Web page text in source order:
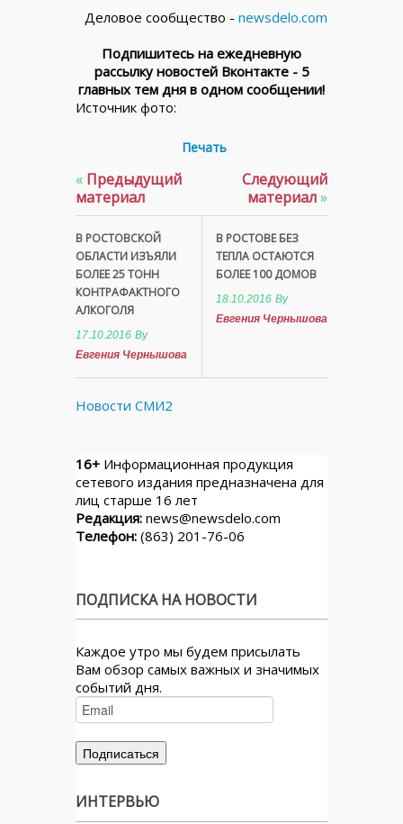
Деловое сообщество - newsdelo.com
Подпишитесь на ежедневную
рассылку новостей Вконтакте - 5
главных тем дня в одном сообщении!
Источник фото:
Печать
« Предыдущий
материал
В РОСТОВСКОЙ
ОБЛАСТИ ИЗЪЯЛИ
БОЛЕЕ 25 ТОНН
КОНТРАФАКТНОГО
АЛКОГОЛЯ
17.10.2016 By
Евгения Чернышова
Следующий
материал»
В РОСТОВЕ БЕЗ
ТЕПЛА ОСТАЮТСЯ
БОЛЕЕ 100 ДОМОВ
18.10.2016 By
Евгения Чернышова
Новости СМИ2
16+ Информационная продукция
сетевого издания предназначена для
лиц старше 16 лет
Редакция: news@newsdelo.com
Телефон: (863) 201-76-06
ПОДПИСКА НА НОВОСТИ
Каждое утро мы будем присылать
Вам обзор самых важных и значимых
событий дня.
ИНТЕРВЬЮ